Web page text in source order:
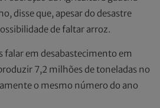
disse que, apesar do desastre
de faltar arroz.
falar em desabastecimento em
7,2 milhões de toneladas no
o mesmo número do ano